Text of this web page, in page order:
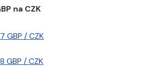
na CZK
GBP / CZK
GBP / CZK